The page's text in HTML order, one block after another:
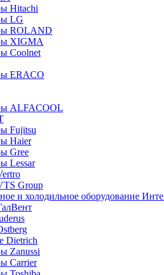
Hitachi
LG
ROLAND
XIGMA
Coolnet
ERACO
ALFACOOL
Fujitsu
Haier
Gree
Lessar
Group
и холодильное оборудование
Dietrich
Zanussi
Carrier